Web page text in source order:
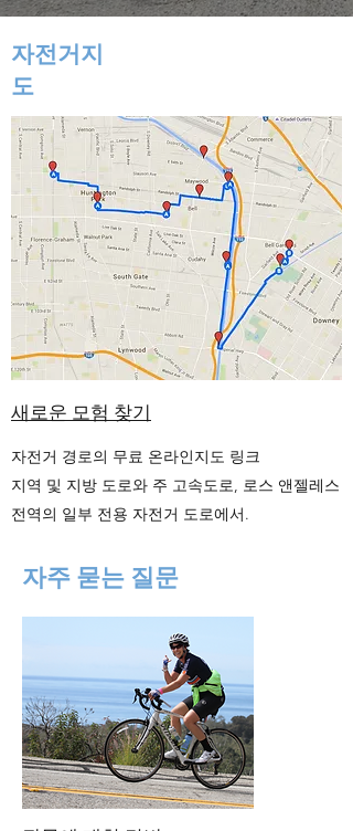
자전거지
도
새로운 모험 찾기
자전거 경로의 무료 온라인지도 링크
지역 및 지방 도로와 주 고속도로, 로스 앤젤레스
전역의 일부 전용 자전거 도로에서.
자주 묻는 질문